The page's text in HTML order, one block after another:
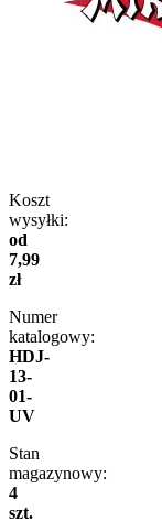
Koszt
wysyłki:
od
7,99
zł
Numer
katalogowy:
HDJ-
13-
01-
UV
Stan
magazynowy:
4
szt.